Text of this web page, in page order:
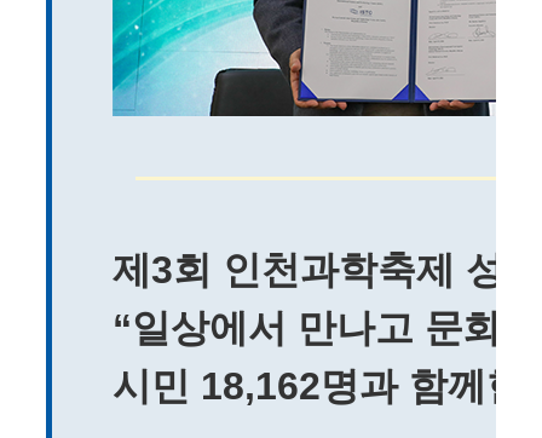
제3회 인천과학축제 성
“일상에서 만나고 문화
시민 18,162명과 함께한